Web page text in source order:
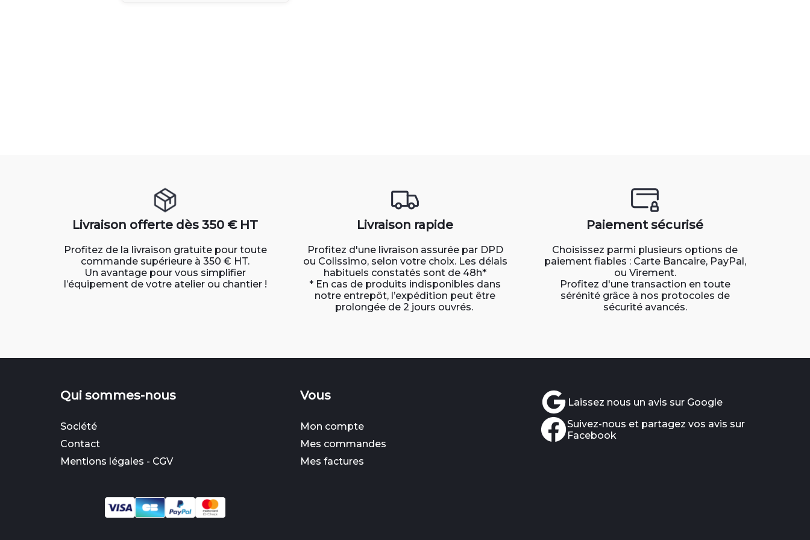
Livraison offerte dès 350 € HT
Profitez de la livraison gratuite pour toute
commande supérieure à 350 € HT.
Un avantage pour vous simplifier
l’équipement de votre atelier ou chantier !
Livraison rapide
Profitez d'une livraison assurée par DPD
ou Colissimo, selon votre choix. Les délais
habituels constatés sont de 48h*
* En cas de produits indisponibles dans
notre entrepôt, l’expédition peut être
prolongée de 2 jours ouvrés.
Paiement sécurisé
Choisissez parmi plusieurs options de
paiement fiables : Carte Bancaire, PayPal,
ou Virement.
Profitez d'une transaction en toute
sérénité grâce à nos protocoles de
sécurité avancés.
Qui sommes-nous
Société
Contact
Mentions légales - CGV
Vous
Mon compte
Mes commandes
Mes factures
Laissez nous un avis sur Google
Suivez-nous et partagez vos avis sur
Facebook